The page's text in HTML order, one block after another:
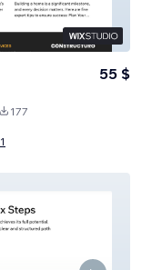
55 $
177
1